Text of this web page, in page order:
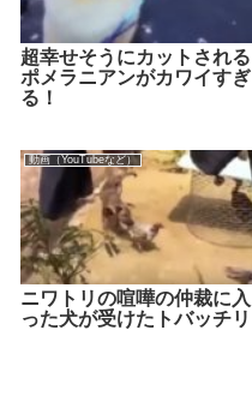
超幸せそうにカットされる
ポメラニアンがカワイすぎ
る！
動画（YouTubeなど）
ニワトリの喧嘩の仲裁に入
った犬が受けたトバッチリ